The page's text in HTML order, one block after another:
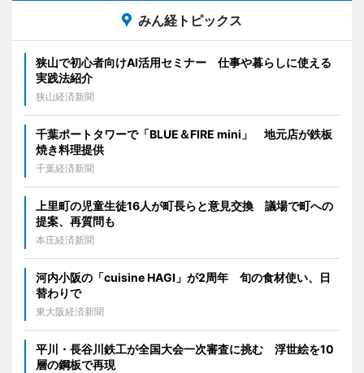
みん経トピックス
狭山で初心者向けAI活用セミナー 仕事や暮らしに使える
実践法紹介
狭山経済新聞
千葉ポートタワーで「BLUE＆FIRE mini」 地元店が鉄板
焼き料理提供
千葉経済新聞
上里町の児童生徒16人が町長らと意見交換 議場で町への
提案、再質問も
本庄経済新聞
河内小阪の「cuisine HAGI」が2周年 旬の食材使い、日
替わりで
東大阪経済新聞
平川・長谷川鉄工が全国大会一次審査に挑む 浮世絵を10
層の鋼板で再現